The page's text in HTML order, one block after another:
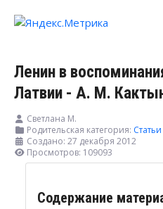
Ленин в
Латвии - А. М.
Светлана М.
Родительская категория: Статьи
Создано: 27 декабря 2012
Просмотров: 109093
Содержание